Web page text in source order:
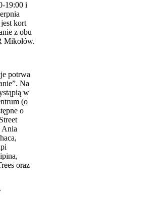
19:00 i
kort
z obu
Mikołów.
potrwa
Na
w
(o
o
Ania
oraz